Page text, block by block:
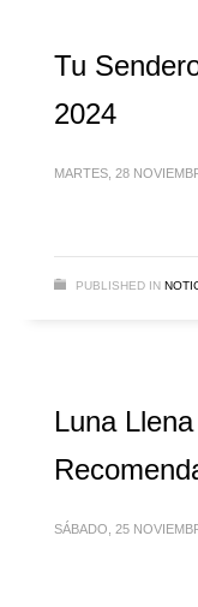
Tu
2024
MARTES, 28
PUBLISHED IN
Luna
SÁBADO, 25